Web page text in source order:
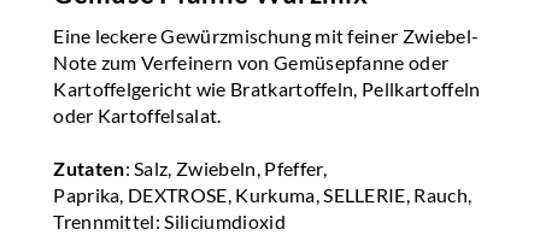
Eine leckere Gewürzmischung mit feiner Zwiebel-
Note zum Verfeinern von Gemüsepfanne oder
Kartoffelgericht wie Bratkartoffeln, Pellkartoffeln
oder Kartoffelsalat.
Zutaten: Salz, Zwiebeln, Pfeffer,
Paprika, DEXTROSE, Kurkuma, SELLERIE, Rauch,
Trennmittel: Siliciumdioxid